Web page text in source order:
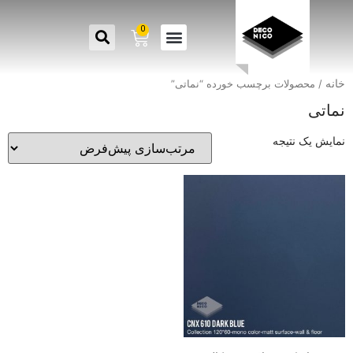
0
خانه / محصولات برچسب خورده “نماتی”
نماتی
نمایش یک نتیجه